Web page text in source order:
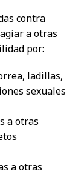
contra
a otras
por:
ladillas,
sexuales
a otras
a otras